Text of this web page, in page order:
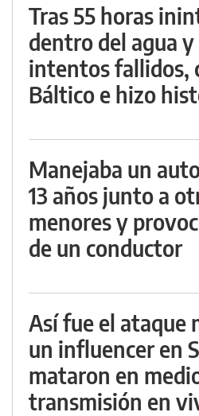
Tras 55 horas
dentro del agua
intentos fallidos,
Báltico e hizo
Manejaba un
13 años junto a
menores y
de un conductor
Así fue el ataque
un influencer en
mataron en
transmisión en